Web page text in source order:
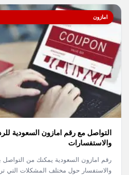
امازون
التواصل مع رقم امازون السعودية
والاستفسارات
رقم امازون السعودية يمكنك من
والاستفسار حول مختلف المشكلات التي